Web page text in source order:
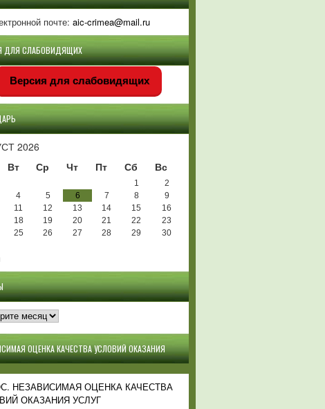
почте: aic-crimea@mail.ru
ДЛЯ СЛАБОВИДЯЩИХ
Версия для слабовидящих
2026
Вт Ср Чт Пт Сб Вс
1
2
4 5 6 7 8
9
11 12 13 14 15
16
18 19 20 21 22
23
25 26 27 28 29
30
ОЦЕНКА КАЧЕСТВА УСЛОВИЙ ОКАЗАНИЯ
НЕЗАВИСИМАЯ ОЦЕНКА КАЧЕСТВА
ОКАЗАНИЯ УСЛУГ